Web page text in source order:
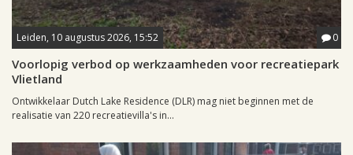
Leiden, 10 augustus 2026, 15:52 0
Voorlopig verbod op werkzaamheden voor recreatiepark
Vlietland
Ontwikkelaar Dutch Lake Residence (DLR) mag niet beginnen met de
realisatie van 220 recreatievilla's in...